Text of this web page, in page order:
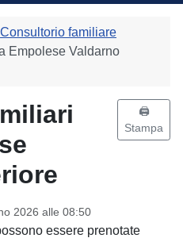
Consultorio familiare
Empolese Valdarno
2026 alle 08:50
🖨️
Stampa
essere prenotate